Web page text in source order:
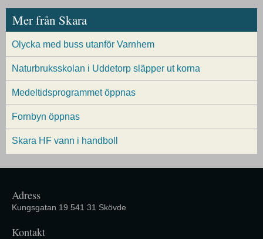
Mer från Skara
Olycka med buss utanför Varnhem
Naturbruksskolan i Uddetorp släpper ut korna
Medeltidsprogrammet öppnas
Fornbyn öppnas
Skara HF vann i handboll
Adress
Kungsgatan 19 541 31 Skövde
Kontakt